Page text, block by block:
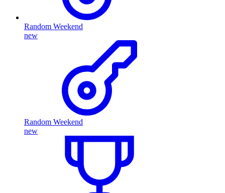
Random Weekend
new
Random Weekend
new